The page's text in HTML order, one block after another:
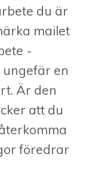
du är
mailet
-
ungefär en
Är den
att du
föredrar